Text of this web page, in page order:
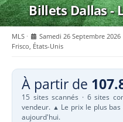
Billets Dallas -
MLS Samedi 26 Septembre 2026
Frisco, États-Unis
À partir de
15 sites scannés · 6 sites
vendeur. ▲ Le prix le plus
aujourd'hui.